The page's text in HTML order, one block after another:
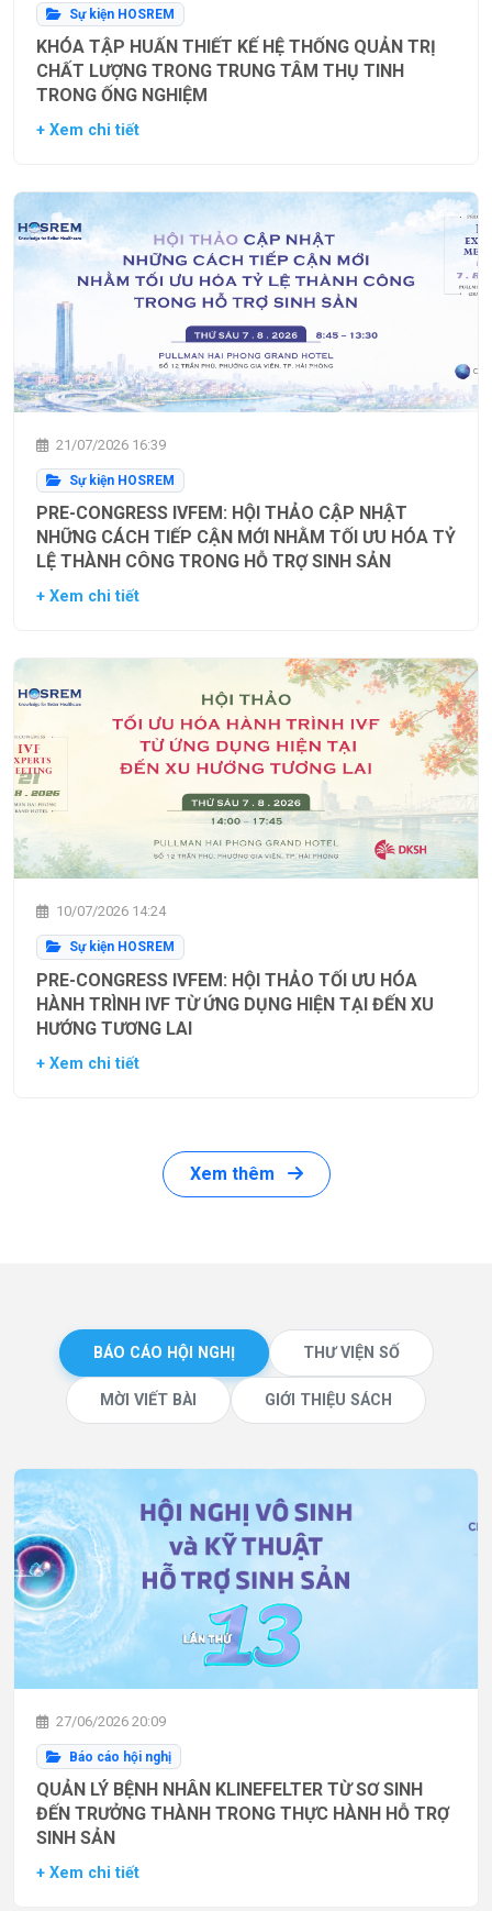
Sự kiện HOSREM
KHÓA TẬP HUẤN THIẾT KẾ HỆ THỐNG QUẢN TRỊ
CHẤT LƯỢNG TRONG TRUNG TÂM THỤ TINH
TRONG ỐNG NGHIỆM
+ Xem chi tiết
21/07/2026 16:39
Sự kiện HOSREM
PRE-CONGRESS IVFEM: HỘI THẢO CẬP NHẬT
NHỮNG CÁCH TIẾP CẬN MỚI NHẰM TỐI ƯU HÓA TỶ
LỆ THÀNH CÔNG TRONG HỖ TRỢ SINH SẢN
+ Xem chi tiết
10/07/2026 14:24
Sự kiện HOSREM
PRE-CONGRESS IVFEM: HỘI THẢO TỐI ƯU HÓA
HÀNH TRÌNH IVF TỪ ỨNG DỤNG HIỆN TẠI ĐẾN XU
HƯỚNG TƯƠNG LAI
+ Xem chi tiết
Xem thêm
BÁO CÁO HỘI NGHỊ THƯ VIỆN SỐ
MỜI VIẾT BÀI GIỚI THIỆU SÁCH
27/06/2026 20:09
Báo cáo hội nghị
QUẢN LÝ BỆNH NHÂN KLINEFELTER TỪ SƠ SINH
ĐẾN TRƯỞNG THÀNH TRONG THỰC HÀNH HỖ TRỢ
SINH SẢN
+ Xem chi tiết